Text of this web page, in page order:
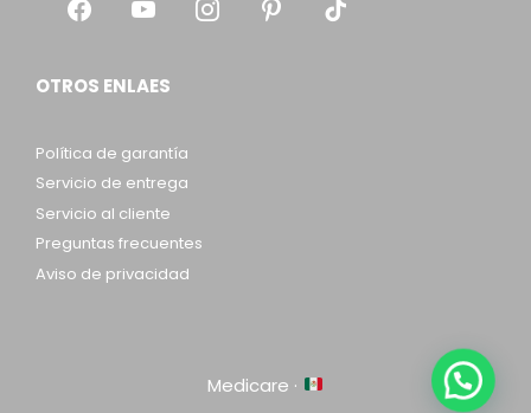
OTROS ENLAES
Política de garantía
Servicio de entrega
Servicio al cliente
Preguntas frecuentes
Aviso de privacidad
Medicare · Checkout